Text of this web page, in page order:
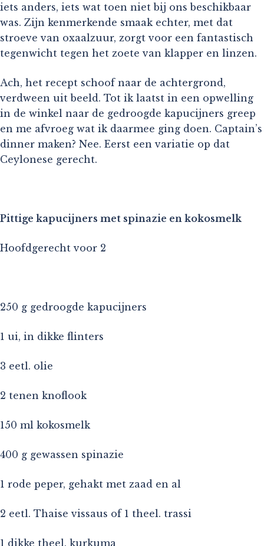
iets anders, iets wat toen niet bij ons beschikbaar
was. Zijn kenmerkende smaak echter, met dat
stroeve van oxaalzuur, zorgt voor een fantastisch
tegenwicht tegen het zoete van klapper en linzen.
Ach, het recept schoof naar de achtergrond,
verdween uit beeld. Tot ik laatst in een opwelling
in de winkel naar de gedroogde kapucijners greep
en me afvroeg wat ik daarmee ging doen. Captain’s
dinner maken? Nee. Eerst een variatie op dat
Ceylonese gerecht.
Pittige kapucijners met spinazie en kokosmelk
Hoofdgerecht voor 2
250 g gedroogde kapucijners
1 ui, in dikke flinters
3 eetl. olie
2 tenen knoflook
150 ml kokosmelk
400 g gewassen spinazie
1 rode peper, gehakt met zaad en al
2 eetl. Thaise vissaus of 1 theel. trassi
1 dikke theel. kurkuma